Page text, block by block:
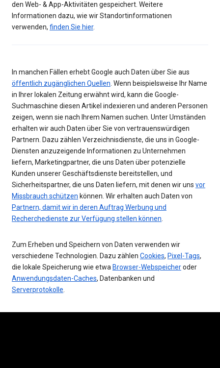
den Web- & App-Aktivitäten gespeichert. Weitere
Informationen dazu, wie wir Standortinformationen
verwenden, finden Sie hier.
In manchen Fällen erhebt Google auch Daten über Sie aus
öffentlich zugänglichen Quellen . Wenn beispielsweise Ihr Name
in Ihrer lokalen Zeitung erwähnt wird, kann die Google-
Suchmaschine diesen Artikel indexieren und anderen Personen
zeigen, wenn sie nach Ihrem Namen suchen. Unter Umständen
erhalten wir auch Daten über Sie von vertrauenswürdigen
Partnern. Dazu zählen Verzeichnisdienste, die uns in Google-
Diensten anzuzeigende Informationen zu Unternehmen
liefern, Marketingpartner, die uns Daten über potenzielle
Kunden unserer Geschäftsdienste bereitstellen, und
Sicherheitspartner, die uns Daten liefern, mit denen wir uns vor
Missbrauch schützen können. Wir erhalten auch Daten von
Partnern, damit wir in deren Auftrag Werbung und
Recherchedienste zur Verfügung stellen können
Zum Erheben und Speichern von Daten verwenden wir
verschiedene Technologien. Dazu zählen Cookies, Pixel-Tags,
die lokale Speicherung wie etwa Browser-Webspeicheroder
Anwendungsdaten-Caches, Datenbanken und
Serverprotokolle